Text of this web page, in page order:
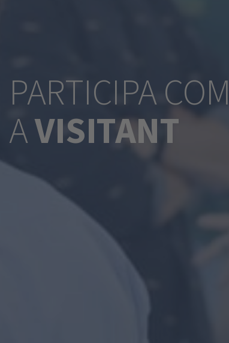
PARTICIPA COM
AVISITANT